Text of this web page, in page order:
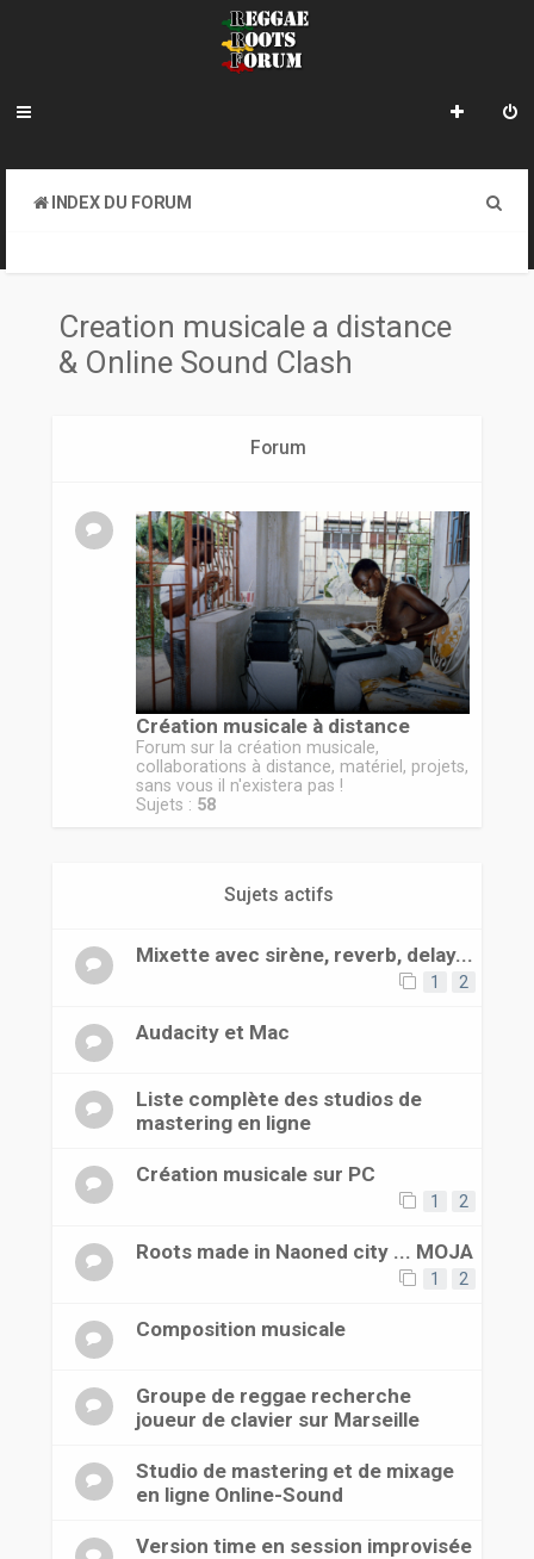
INDEX DU FORUM
Creation musicale a distance
& Online Sound Clash
Forum
Création musicale à distance
Forum sur la création musicale,
collaborations à distance, matériel, projets,
sans vous il n'existera pas !
Sujets : 58
Sujets actifs
Mixette avec sirène, reverb, delay...
1 2
Audacity et Mac
Liste complète des studios de
mastering en ligne
Création musicale sur PC
1 2
Roots made in Naoned city ... MOJA
1 2
Composition musicale
Groupe de reggae recherche
joueur de clavier sur Marseille
Studio de mastering et de mixage
en ligne Online-Sound
Version time en session improvisée